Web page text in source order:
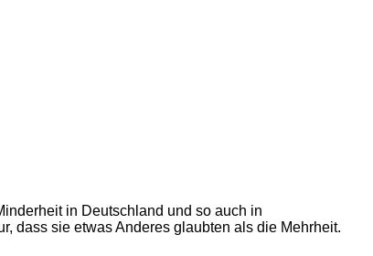
in Deutschland und so auch in
dass sie etwas Anderes glaubten als die Mehrheit.